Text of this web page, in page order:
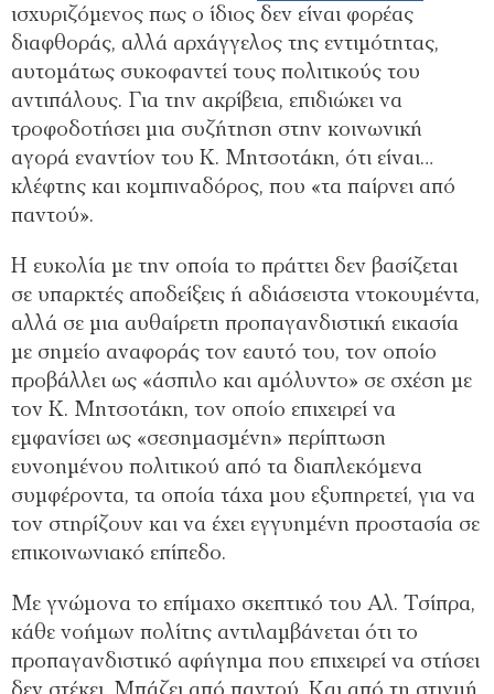
ισχυριζόμενος πως ο ίδιος δεν είναι φορέας
διαφθοράς, αλλά αρχάγγελος της εντιμότητας,
αυτομάτως συκοφαντεί τους πολιτικούς του
αντιπάλους. Για την ακρίβεια, επιδιώκει να
τροφοδοτήσει μια συζήτηση στην κοινωνική
αγορά εναντίον του Κ. Μητσοτάκη, ότι είναι…
κλέφτης και κομπιναδόρος, που «τα παίρνει από
παντού».
Η ευκολία με την οποία το πράττει δεν βασίζεται
σε υπαρκτές αποδείξεις ή αδιάσειστα ντοκουμέντα,
αλλά σε μια αυθαίρετη προπαγανδιστική εικασία
με σημείο αναφοράς τον εαυτό του, τον οποίο
προβάλλει ως «άσπιλο και αμόλυντο» σε σχέση με
τον Κ. Μητσοτάκη, τον οποίο επιχειρεί να
εμφανίσει ως «σεσημασμένη» περίπτωση
ευνοημένου πολιτικού από τα διαπλεκόμενα
συμφέροντα, τα οποία τάχα μου εξυπηρετεί, για να
τον στηρίζουν και να έχει εγγυημένη προστασία σε
επικοινωνιακό επίπεδο.
Με γνώμονα το επίμαχο σκεπτικό του Αλ. Τσίπρα,
κάθε νοήμων πολίτης αντιλαμβάνεται ότι το
προπαγανδιστικό αφήγημα που επιχειρεί να στήσει